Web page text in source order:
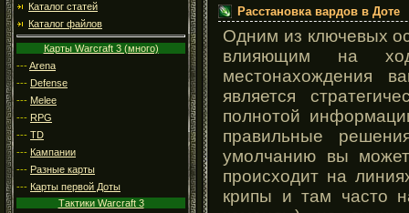
Каталог статей
Каталог файлов
Карты Warcraft 3 (много)
---Arena
--- Defense
--- Melee
--- RPG
--- TD
--- Кампании
--- Разные карты
--- Карты первой Доты
Тактики Warcraft 3
Расстановка вардов в Доте
Одним из ключевых
влияющим на
местонахождения
является
полнотой
правильные
умолчанию вы
происходит на
крипы и там часто